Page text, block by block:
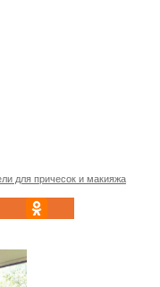
для причесок и макияжа